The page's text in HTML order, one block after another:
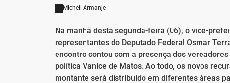
Micheli Armanje
Na manhã desta segunda-feira (06), o vice-
representantes do Deputado Federal Osmar
encontro contou com a presença dos
política Vanice de Matos. Ao todo, os novos
montante será distribuído em diferentes áreas